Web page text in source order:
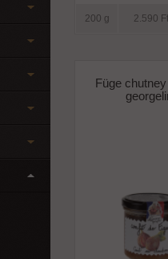
200 g 2.590 Ft
Füge